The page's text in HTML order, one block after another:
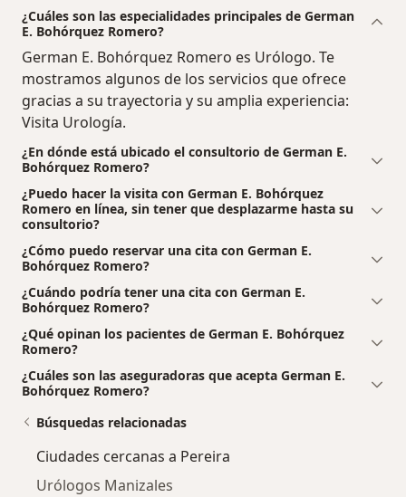
¿Cuáles son las especialidades principales de German
E. Bohórquez Romero?
German E. Bohórquez Romero es Urólogo. Te
mostramos algunos de los servicios que ofrece
gracias a su trayectoria y su amplia experiencia:
Visita Urología.
¿En dónde está ubicado el consultorio de German E.
Bohórquez Romero?
¿Puedo hacer la visita con German E. Bohórquez
Romero en línea, sin tener que desplazarme hasta su
consultorio?
¿Cómo puedo reservar una cita con German E.
Bohórquez Romero?
¿Cuándo podría tener una cita con German E.
Bohórquez Romero?
¿Qué opinan los pacientes de German E. Bohórquez
Romero?
¿Cuáles son las aseguradoras que acepta German E.
Bohórquez Romero?
Búsquedas relacionadas
Ciudades cercanas a Pereira
Urólogos Manizales